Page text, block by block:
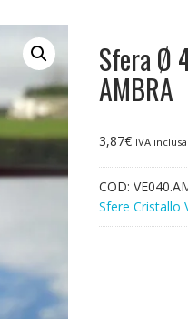
Sfera Ø
AMBRA
3,87€ IVA inclusa
COD:
Sfere Cristallo